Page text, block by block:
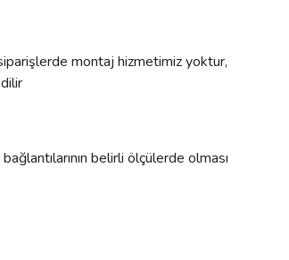
montaj hizmetimiz yoktur,
belirli ölçülerde olması